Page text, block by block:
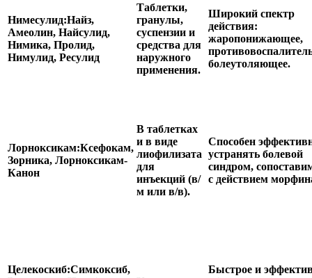
Нимесулид:Найз,
Амеолин, Найсулид,
Нимика, Пролид,
Нимулид, Ресулид
Таблетки,
гранулы,
суспензии и
средства для
наружного
применения.
Широкий спектр
действия:
жаропонижающее,
болеутоляющее.
Лорноксикам:Ксефокам,
Зорника, Лорноксикам-
Канон
В таблетках
и в виде
лиофилизата
для
инъекций (в/
м или в/в).
Способен
устранять болевой
синдром,
с действием
Целекоскиб:Симкоксиб,
Быстрое и